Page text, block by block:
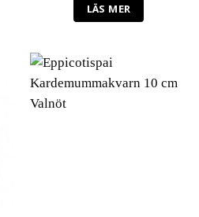
LÄS MER